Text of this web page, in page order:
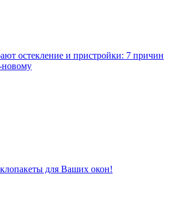
остекление и пристройки: 7 причин
для Ваших окон!